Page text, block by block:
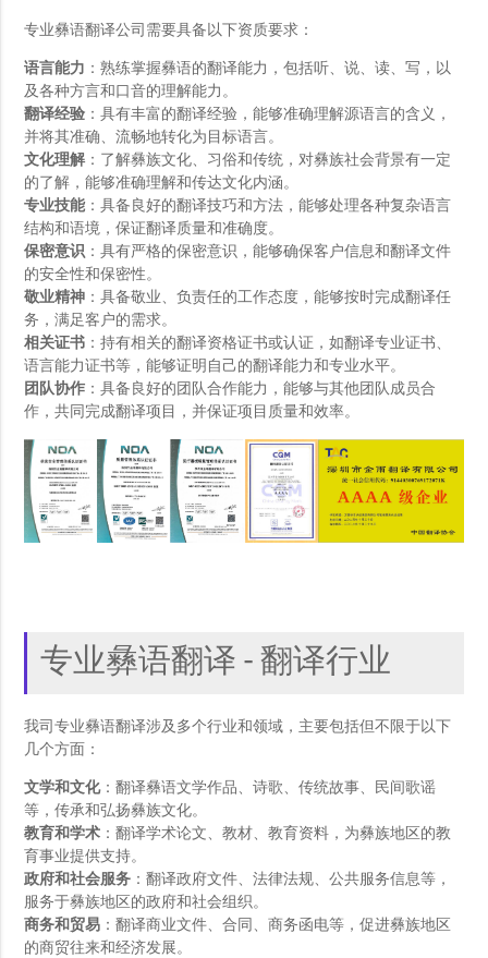
专业彝语翻译公司需要具备以下资质要求：
语言能力 ：熟练掌握彝语的翻译能力，包括听、说、读、写，以
及各种方言和口音的理解能力。
翻译经验 ：具有丰富的翻译经验，能够准确理解源语言的含义，
并将其准确、流畅地转化为目标语言。
文化理解 ：了解彝族文化、习俗和传统，对彝族社会背景有一定
的了解，能够准确理解和传达文化内涵。
专业技能：具备良好的翻译技巧和方法，能够处理各种复杂语言
结构和语境，保证翻译质量和准确度。
保密意识：具有严格的保密意识，能够确保客户信息和翻译文件
的安全性和保密性。
敬业精神 ：具备敬业、负责任的工作态度，能够按时完成翻译任
务，满足客户的需求。
相关证书 ：持有相关的翻译资格证书或认证，如翻译专业证书、
语言能力证书等，能够证明自己的翻译能力和专业水平。
团队协作 ：具备良好的团队合作能力，能够与其他团队成员合
作，共同完成翻译项目，并保证项目质量和效率。
专业彝语翻译 - 翻译行业
我司专业彝语翻译涉及多个行业和领域，主要包括但不限于以下
几个方面：
文学和文化：翻译彝语文学作品、诗歌、传统故事、民间歌谣
等，传承和弘扬彝族文化。
教育和学术 ：翻译学术论文、教材、教育资料，为彝族地区的教
育事业提供支持。
政府和社会服务 ：翻译政府文件、法律法规、公共服务信息等，
服务于彝族地区的政府和社会组织。
商务和贸易 ：翻译商业文件、合同、商务函电等，促进彝族地区
的商贸往来和经济发展。